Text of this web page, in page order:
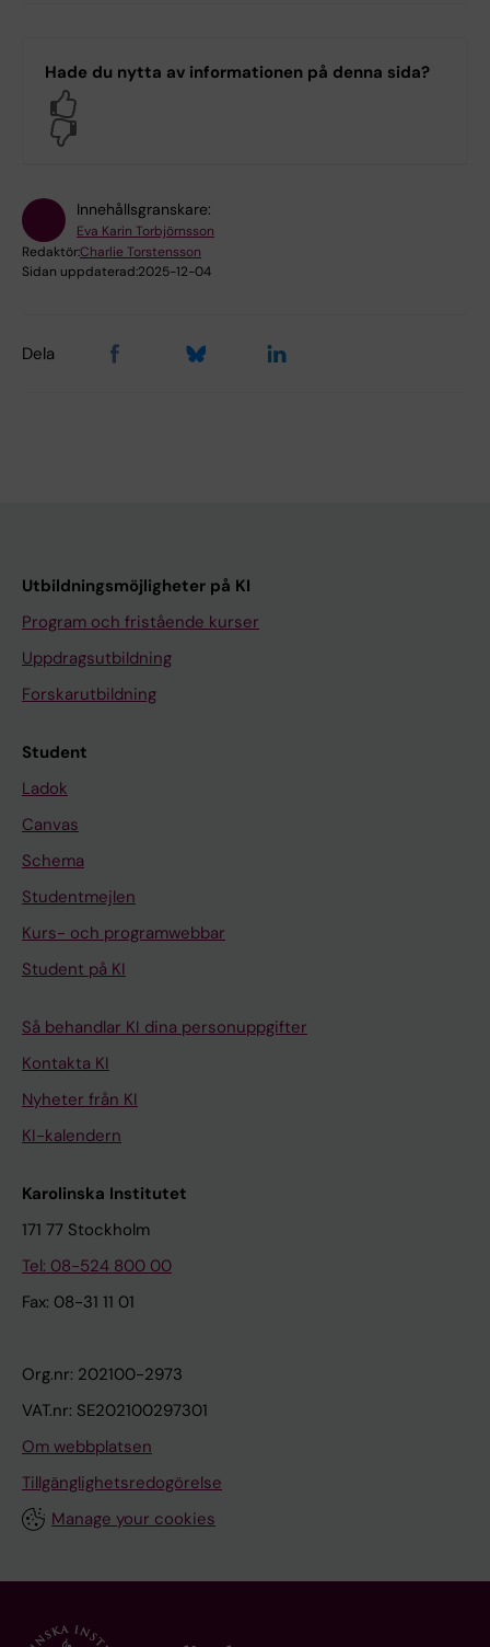
Hade du nytta av informationen på denna sida?
Innehållsgranskare:
Eva Karin Torbjörnsson
Redaktör:Charlie Torstensson
Sidan uppdaterad:2025-12-04
Dela
Utbildningsmöjligheter på KI
Program och fristående kurser
Uppdragsutbildning
Forskarutbildning
Student
Ladok
Canvas
Schema
Studentmejlen
Kurs- och programwebbar
Student på KI
Så behandlar KI dina personuppgifter
Kontakta KI
Nyheter från KI
KI-kalendern
Karolinska Institutet
171 77 Stockholm
Tel: 08-524 800 00
Fax: 08-31 11 01
Org.nr: 202100-2973
VAT.nr: SE202100297301
Om webbplatsen
Tillgänglighetsredogörelse
Manage your cookies